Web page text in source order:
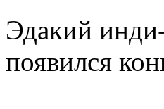
Эдакий
появился